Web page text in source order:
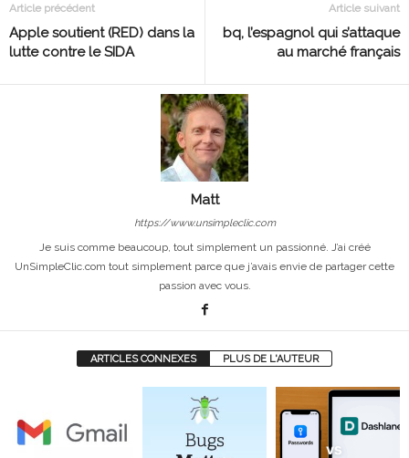
Article précédent
Apple soutient (RED) dans la
lutte contre le SIDA
Article suivant
bq, l’espagnol qui s’attaque
au marché français
Matt
https://www.unsimpleclic.com
Je suis comme beaucoup, tout simplement un passionné. J’ai créé
UnSimpleClic.com tout simplement parce que j’avais envie de partager cette
passion avec vous.
ARTICLES CONNEXES PLUS DE L'AUTEUR